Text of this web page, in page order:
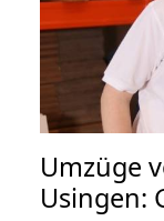
Umzüge
Usingen: